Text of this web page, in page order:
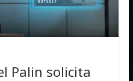
Palin solicita